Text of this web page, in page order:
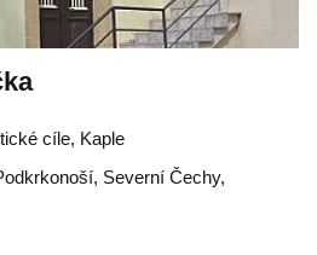
cíle, Kaple
, Severní Čechy,